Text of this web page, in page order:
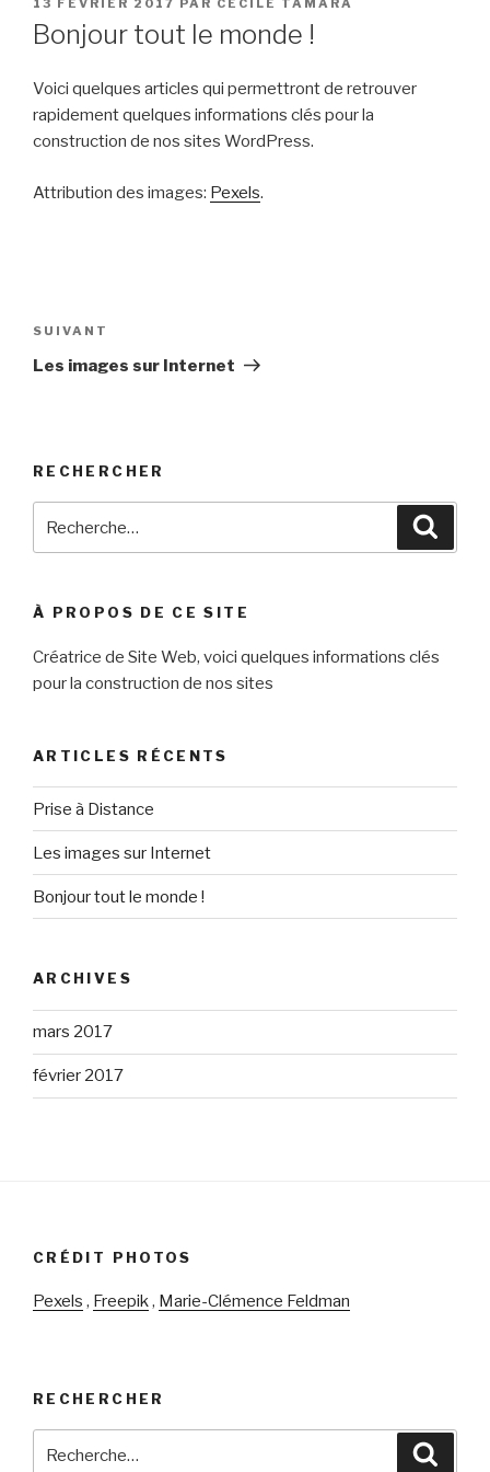
LE
13 FÉVRIER 2017 PAR CÉCILE TAMARA
Bonjour tout le monde !
Voici quelques articles qui permettront de retrouver
rapidement quelques informations clés pour la
construction de nos sites WordPress.
Attribution des images: Pexels.
de
l’article
Article
suivant
SUIVANT
Les images sur Internet
RECHERCHER
pour
À PROPOS DE CE SITE
Créatrice de Site Web, voici quelques informations clés
pour la construction de nos sites
ARTICLES RÉCENTS
Prise à Distance
Les images sur Internet
Bonjour tout le monde !
ARCHIVES
mars 2017
février 2017
CRÉDIT PHOTOS
Pexels , Freepik, Marie-Clémence Feldman
RECHERCHER
pour